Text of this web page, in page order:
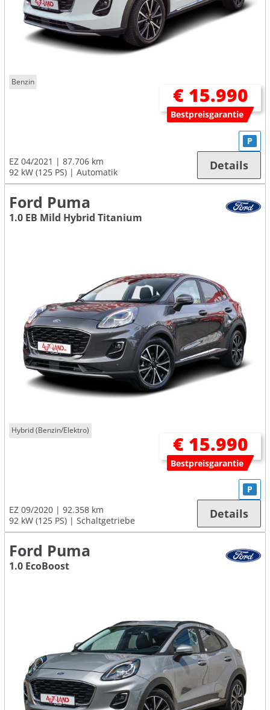
Benzin
€ 15.990
Bestpreisgarantie
EZ 04/2021
87.706 km
92 kW (125 PS)
Automatik
P
Details
Ford Puma
1.0 EB Mild Hybrid Titanium
Hybrid (Benzin/Elektro)
€ 15.990
Bestpreisgarantie
EZ 09/2020
92.358 km
92 kW (125 PS)
Schaltgetriebe
P
Details
Ford Puma
1.0 EcoBoost